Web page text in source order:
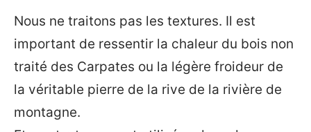
Nous ne traitons pas les textures. Il est
important de ressentir la chaleur du bois non
traité des Carpates ou la légère froideur de
la véritable pierre de la rive de la rivière de
montagne.